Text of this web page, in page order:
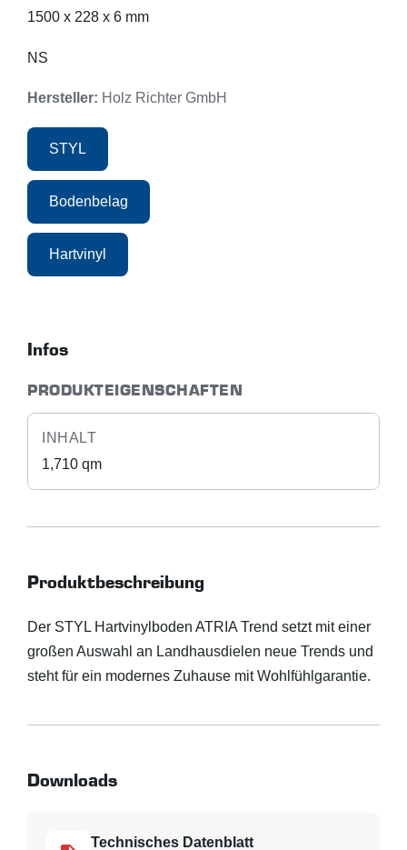
1500 x 228 x 6 mm
NS
Hersteller: Holz Richter GmbH
STYL
Bodenbelag
Hartvinyl
Infos
PRODUKTEIGENSCHAFTEN
INHALT
1,710 qm
Produktbeschreibung
Der STYL Hartvinylboden ATRIA Trend setzt mit einer
großen Auswahl an Landhausdielen neue Trends und
steht für ein modernes Zuhause mit Wohlfühlgarantie.
Downloads
Technisches Datenblatt